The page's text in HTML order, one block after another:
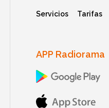
Servicios Tarifas
APP Radiorama